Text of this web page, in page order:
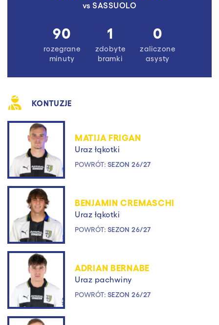
vsSASSUOLO
90
rozegrane
minuty
1
zdobyte
bramki
0
zaliczone
asysty
KONTUZJE
MATIJA FRIGAN
Uraz łąkotki
POWRÓT: SEZON 26/27
BENJAMIN CREMASCHI
Uraz łąkotki
POWRÓT: SEZON 26/27
ADRIAN BERNABE
Uraz pachwiny
POWRÓT: SEZON 26/27